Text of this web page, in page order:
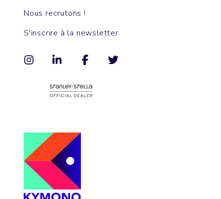
Nous recrutons !
S'inscrire à la newsletter